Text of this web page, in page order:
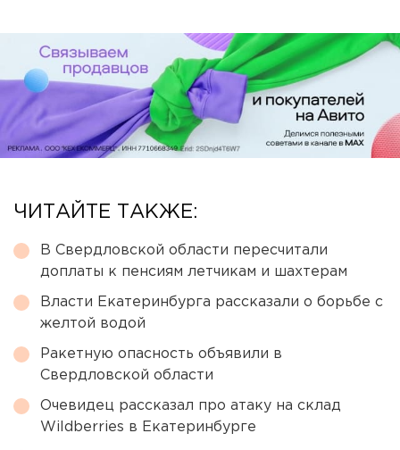
ЧИТАЙТЕ ТАКЖЕ:
В Свердловской области пересчитали
доплаты к пенсиям летчикам и шахтерам
Власти Екатеринбурга рассказали о борьбе с
желтой водой
Ракетную опасность объявили в
Свердловской области
Очевидец рассказал про атаку на склад
Wildberries в Екатеринбурге